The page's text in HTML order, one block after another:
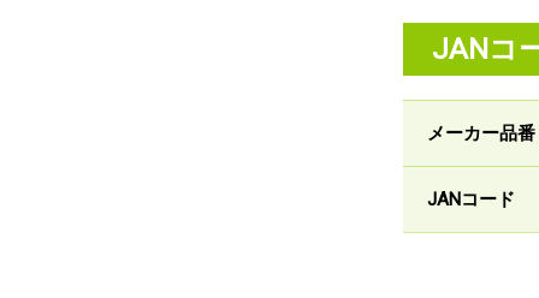
JANコ
メーカー品番
JANコード